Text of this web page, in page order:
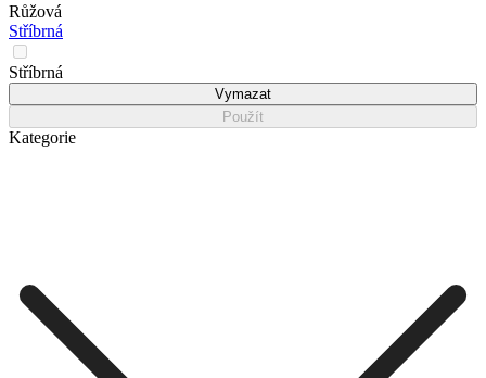
Růžová
Stříbrná
Stříbrná
Vymazat
Použít
Kategorie